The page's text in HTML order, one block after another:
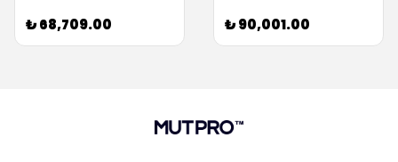
₺ 68,709.00 ₺ 90,001.00